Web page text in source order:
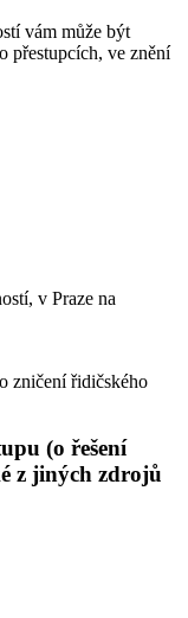
vám může být
přestupcích, ve znění
v Praze na
zničení řidičského
(o řešení
z jiných zdrojů